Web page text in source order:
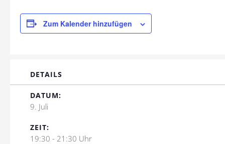
Zum Kalender hinzufügen
DETAILS
DATUM:
9. Juli
ZEIT:
19:30 - 21:30 Uhr